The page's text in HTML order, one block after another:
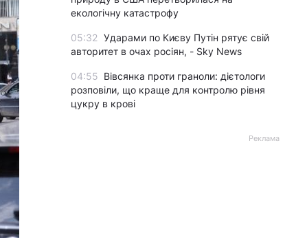
екологічну катастрофу
05:32 Ударами по Києву Путін рятує свій
авторитет в очах росіян, - Sky News
04:55 Вівсянка проти граноли: дієтологи
розповіли, що краще для контролю рівня
цукру в крові
Реклама